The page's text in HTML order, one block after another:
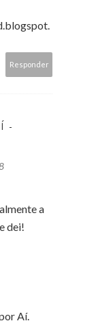
Responder
-
a
dei!
Aí.